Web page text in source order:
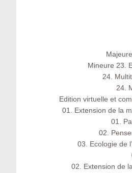
Mineure 23.
24.
24.
Edition virtuelle et
01. Extension de la
01.
02.
03. Ecologie de
02. Extension de